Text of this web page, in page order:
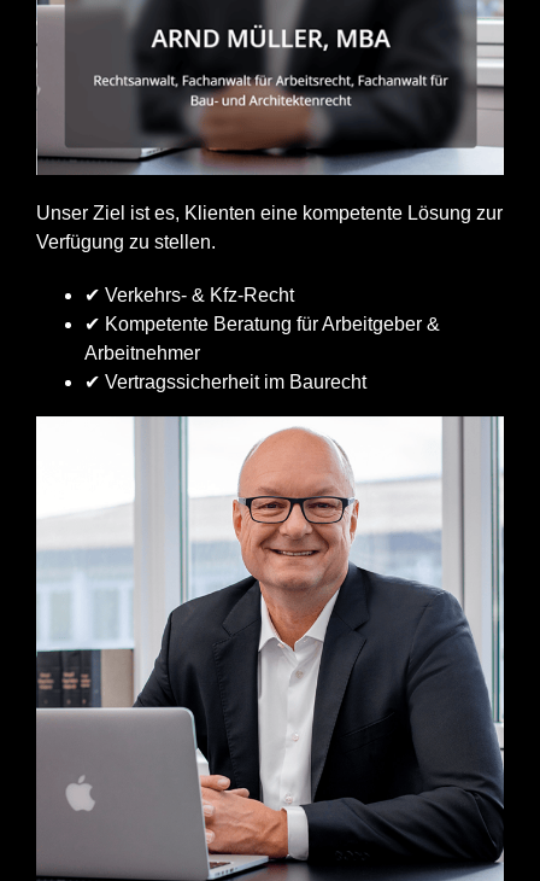
Unser Ziel ist es, Klienten eine kompetente Lösung zur
Verfügung zu stellen.
✔ Verkehrs- & Kfz-Recht
✔ Kompetente Beratung für Arbeitgeber &
Arbeitnehmer
✔ Vertragssicherheit im Baurecht